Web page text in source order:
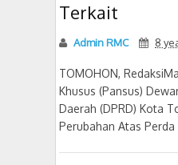
Terkait
Admin RMC 8
TOMOHON,
Khusus (Pansus)
Daerah (DPRD) Kota
Perubahan Atas Perda